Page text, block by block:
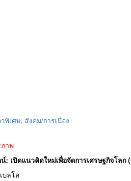
พิเศษ, สังคม/การเมือง
าพ
: เปิดแนวคิดใหม่เพื่อจัดการเศรษฐกิจโลก
บลโล